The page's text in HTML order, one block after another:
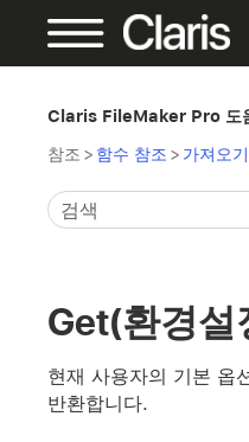
Claris FileMaker Pro 도
참조 > 함수 참조 > 가져오
Get(환경설
현재 사용자의 기본 옵
반환합니다.